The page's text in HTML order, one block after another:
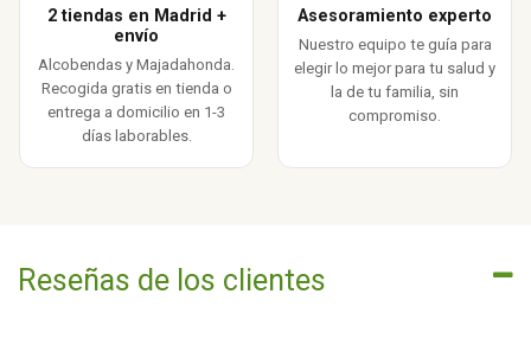
2 tiendas en Madrid +
envío
Alcobendas y Majadahonda.
Recogida gratis en tienda o
entrega a domicilio en 1-3
días laborables.
Asesoramiento experto
Nuestro equipo te guía para
elegir lo mejor para tu salud y
la de tu familia, sin
compromiso.
Reseñas de los clientes